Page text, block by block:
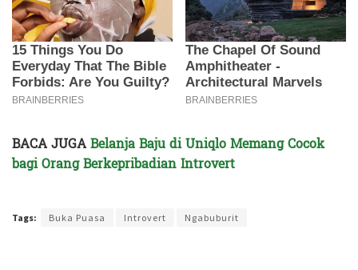
BACA JUGABelanja Baju di Uniqlo Memang Cocok
bagi Orang Berkepribadian Introvert
Tags: Buka Puasa Introvert Ngabuburit